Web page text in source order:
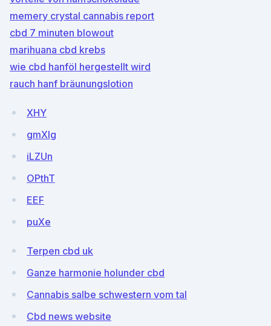
memery crystal cannabis report
cbd 7 minuten blowout
marihuana cbd krebs
wie cbd hanföl hergestellt wird
rauch hanf bräunungslotion
XHY
gmXIg
iLZUn
OPthT
EEF
puXe
Terpen cbd uk
Ganze harmonie holunder cbd
Cannabis salbe schwestern vom tal
Cbd news website